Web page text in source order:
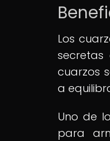
Los
secretas
cuarzos
a
Uno de
para